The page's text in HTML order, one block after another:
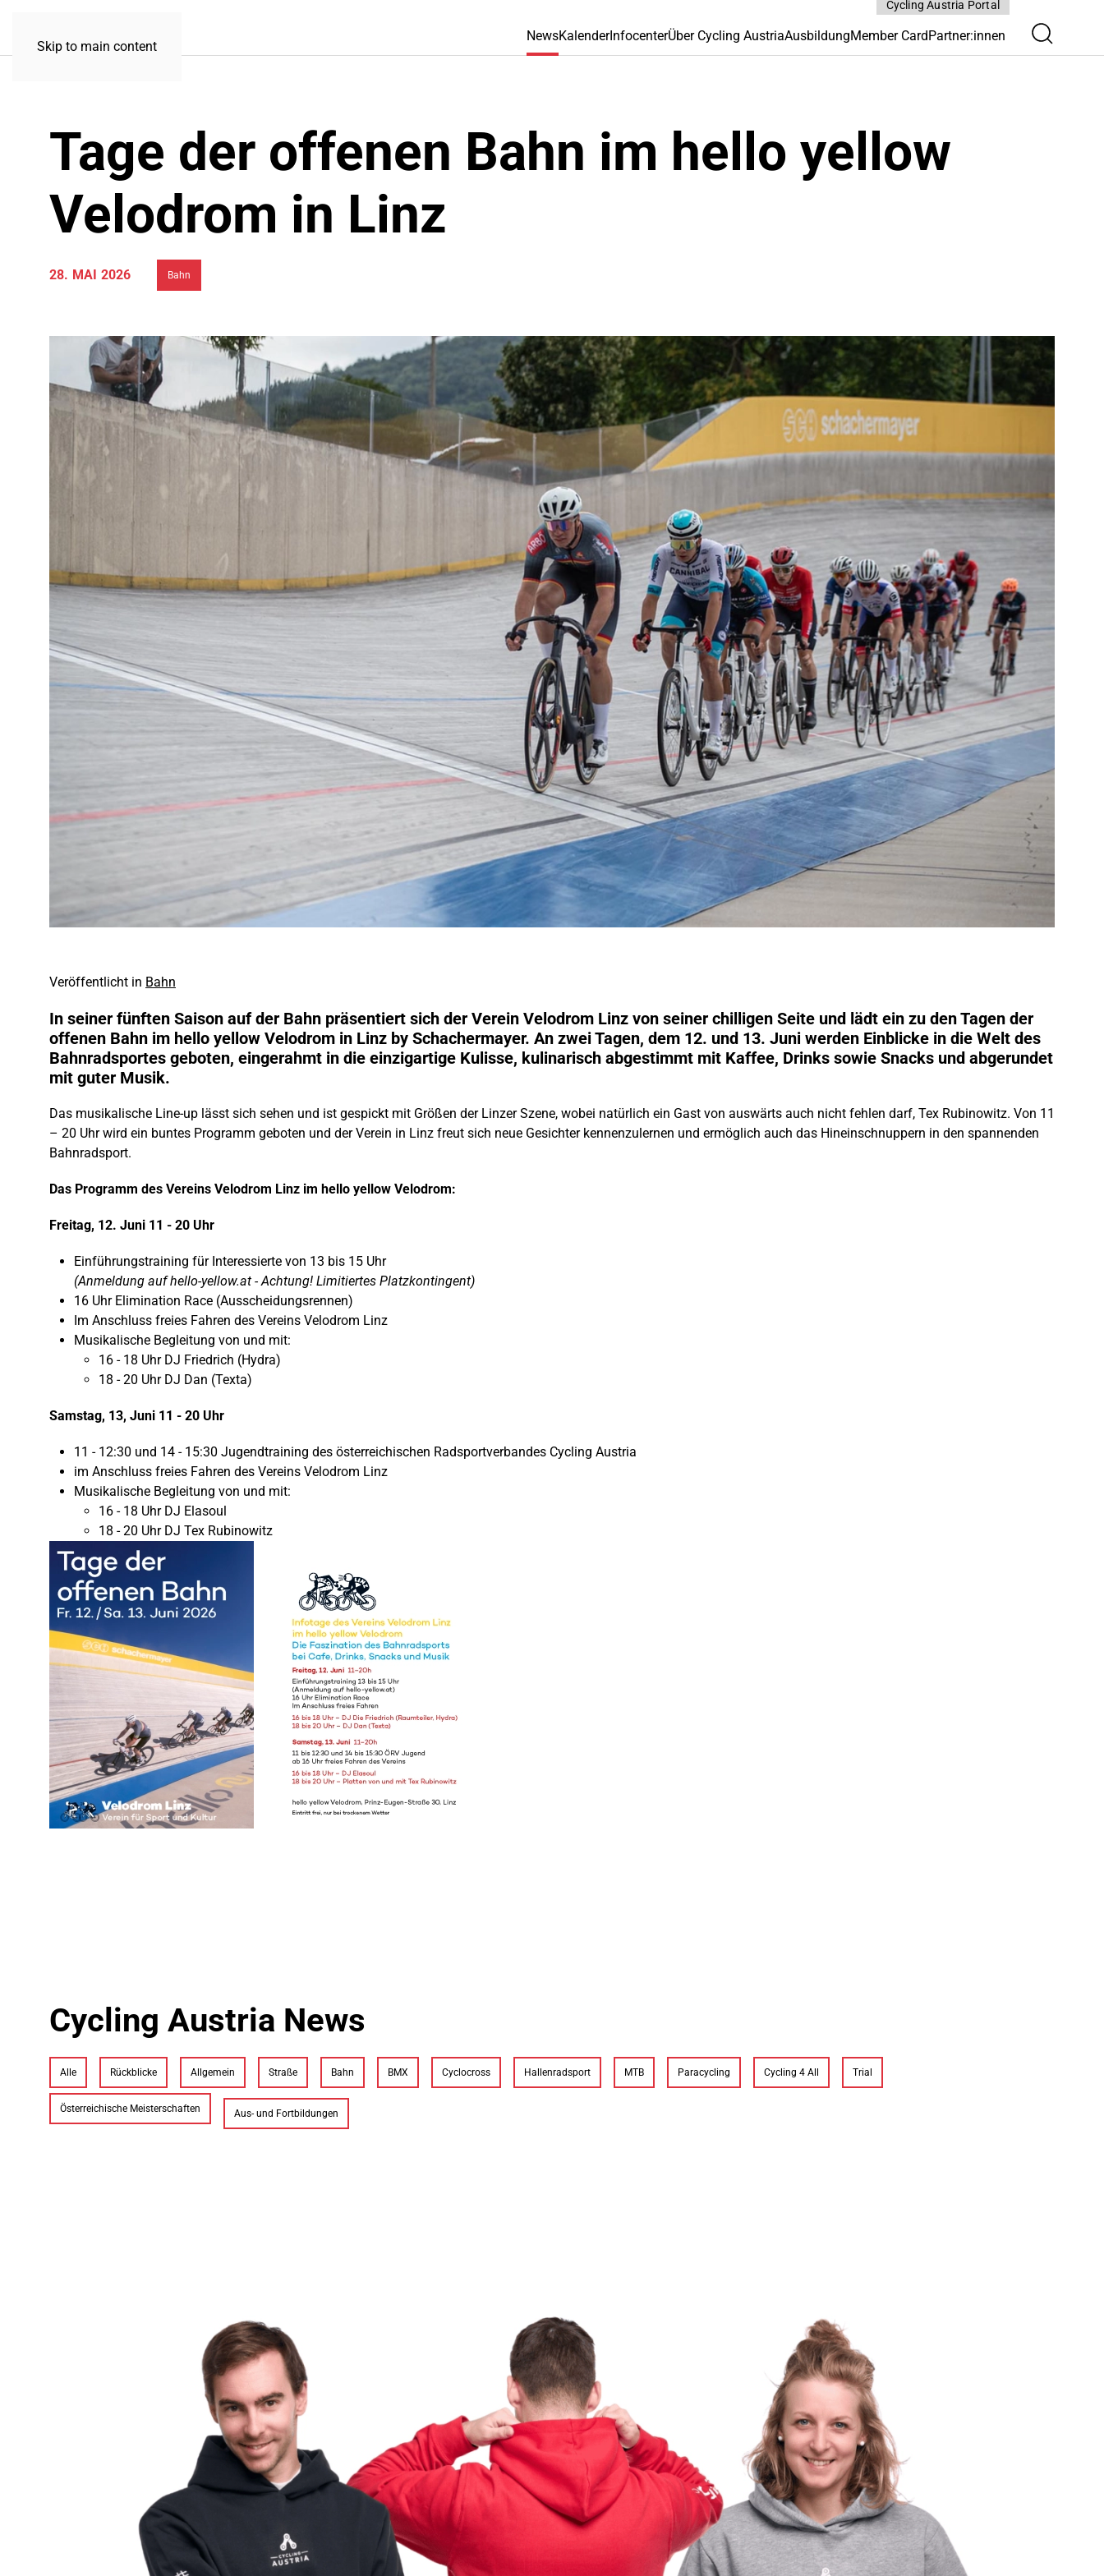
Skip to main content
NewsKalenderInfocenterÜber Cycling AustriaAusbildungMember CardPartner:innen
Cycling Austria Portal
Tage der offenen Bahn im hello yellow
Velodrom in Linz
28. MAI 2026 Bahn
Veröffentlicht in Bahn
In seiner fünften Saison auf der Bahn präsentiert sich der Verein Velodrom Linz von seiner chilligen Seite und lädt ein zu den Tagen der
offenen Bahn im hello yellow Velodrom in Linz by Schachermayer. An zwei Tagen, dem 12. und 13. Juni werden Einblicke in die Welt des
Bahnradsportes geboten, eingerahmt in die einzigartige Kulisse, kulinarisch abgestimmt mit Kaffee, Drinks sowie Snacks und abgerundet
mit guter Musik.
Das musikalische Line-up lässt sich sehen und ist gespickt mit Größen der Linzer Szene, wobei natürlich ein Gast von auswärts auch nicht fehlen darf, Tex Rubinowitz. Von 11
– 20 Uhr wird ein buntes Programm geboten und der Verein in Linz freut sich neue Gesichter kennenzulernen und ermöglich auch das Hineinschnuppern in den spannenden
Bahnradsport.
Das Programm des Vereins Velodrom Linz im hello yellow Velodrom:
Freitag, 12. Juni 11 - 20 Uhr
Einführungstraining für Interessierte von 13 bis 15 Uhr
(Anmeldung auf hello-yellow.at - Achtung! Limitiertes Platzkontingent)
16 Uhr Elimination Race (Ausscheidungsrennen)
Im Anschluss freies Fahren des Vereins Velodrom Linz
Musikalische Begleitung von und mit:
16 - 18 Uhr DJ Friedrich (Hydra)
18 - 20 Uhr DJ Dan (Texta)
Samstag, 13, Juni 11 - 20 Uhr
11 - 12:30 und 14 - 15:30 Jugendtraining des österreichischen Radsportverbandes Cycling Austria
im Anschluss freies Fahren des Vereins Velodrom Linz
Musikalische Begleitung von und mit:
16 - 18 Uhr DJ Elasoul
18 - 20 Uhr DJ Tex Rubinowitz
Cycling Austria News
Alle Rückblicke Allgemein Straße Bahn BMX Cyclocross Hallenradsport MTB Paracycling Cycling 4 All Trial
Österreichische Meisterschaften Aus- und Fortbildungen